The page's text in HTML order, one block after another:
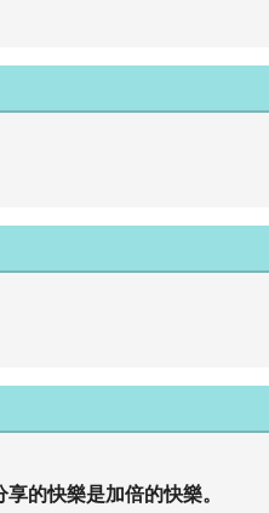
的快樂是加倍的快樂。